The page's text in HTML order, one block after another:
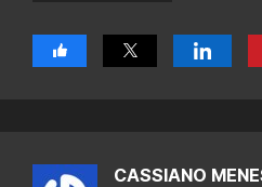
CASSIANO